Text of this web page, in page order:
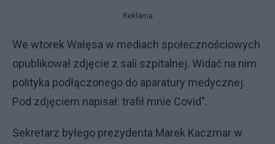
Reklama
We wtorek Wałęsa w mediach społecznościowych
opublikował zdjęcie z sali szpitalnej. Widać na nim
polityka podłączonego do aparatury medycznej.
Pod zdjęciem napisał: trafił mnie Covid".
Sekretarz byłego prezydenta Marek Kaczmar w